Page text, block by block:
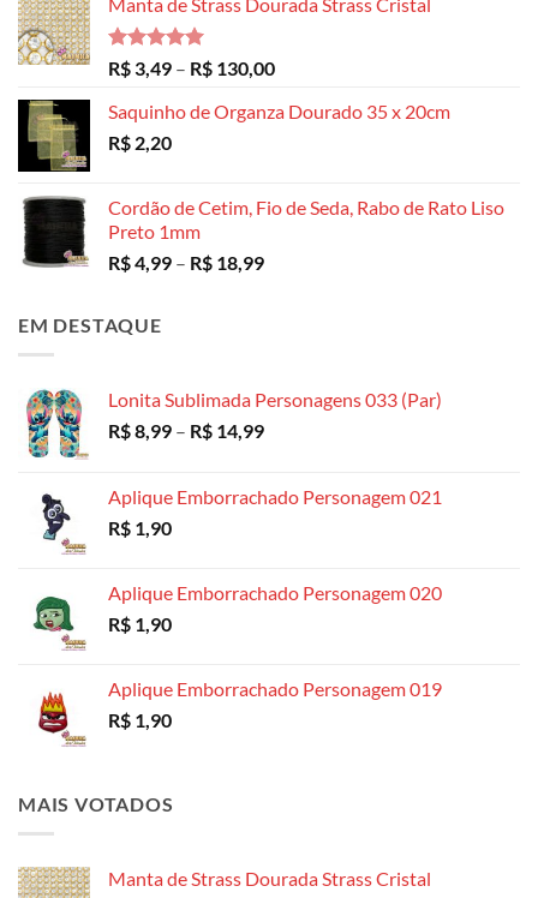
Manta de Strass Dourada Strass Cristal
Avaliação
5.00
de 5
R$ 3,49 – R$ 130,00Faixa
preço:
Saquinho de Organza Dourado 35 x 20cm
R$ 2,20
Cordão de Cetim, Fio de Seda, Rabo de Rato Liso
Preto 1mm
R$4,99 – R$ 18,99Faixa
EM DESTAQUE
Lonita Sublimada Personagens 033 (Par)
R$8,99 – R$ 14,99Faixa
R$ 8,99
Aplique Emborrachado Personagem 021
R$ 1,90
Aplique Emborrachado Personagem 020
R$ 1,90
Aplique Emborrachado Personagem 019
R$ 1,90
MAIS VOTADOS
Manta de Strass Dourada Strass Cristal